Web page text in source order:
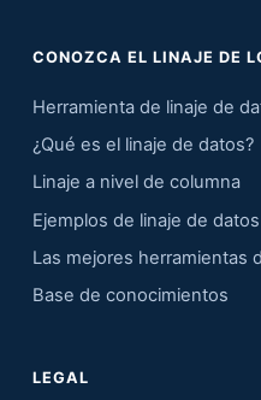
CONOZCA EL LINAJE DE
Herramienta de linaje de
¿Qué es el linaje de datos?
Linaje a nivel de columna
Ejemplos de linaje de datos
Las mejores herramientas
Base de conocimientos
LEGAL